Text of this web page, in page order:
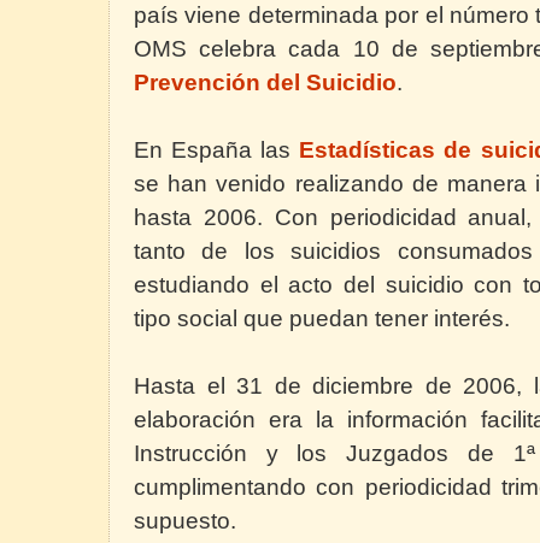
país viene determinada por el
OMS celebra cada 10 de
Prevención del Suicidio.
En España las Estadísticas de
se han venido realizando de manera
hasta 2006. Con periodicidad
tanto de los suicidios
estudiando el acto del suicidio con
tipo social que puedan tener interés.
Hasta el 31 de diciembre de 2006,
elaboración era la información
Instrucción y los Juzgados de
cumplimentando con periodicidad
supuesto.